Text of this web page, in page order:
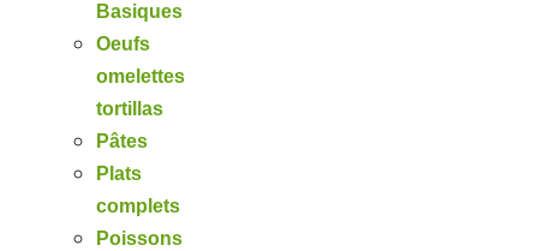
Basiques
Oeufs
omelettes
tortillas
Pâtes
Plats
complets
Poissons